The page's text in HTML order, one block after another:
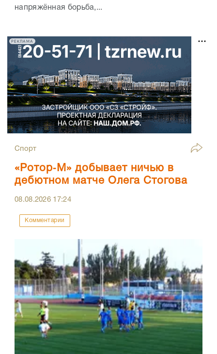
напряжённая борьба,...
РЕКЛАМА
Спорт
«Ротор‑М» добывает ничью в
дебютном матче Олега Стогова
08.08.2026 17:24
Комментарии